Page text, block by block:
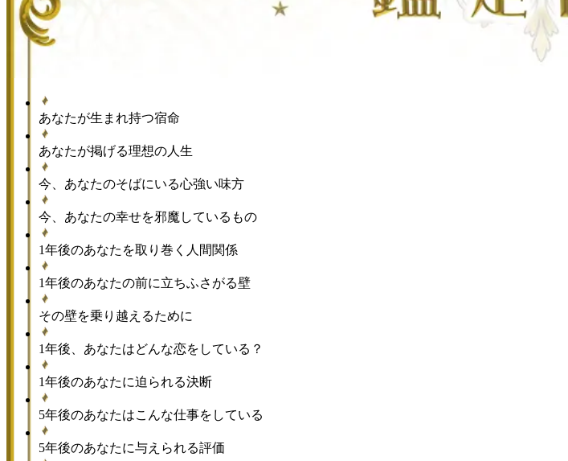
あなたが生まれ持つ宿命
あなたが掲げる理想の人生
今、あなたのそばにいる心強い味方
今、あなたの幸せを邪魔しているもの
1年後のあなたを取り巻く人間関係
1年後のあなたの前に立ちふさがる壁
その壁を乗り越えるために
1年後、あなたはどんな恋をしている？
1年後のあなたに迫られる決断
5年後のあなたはこんな仕事をしている
5年後のあなたに与えられる評価